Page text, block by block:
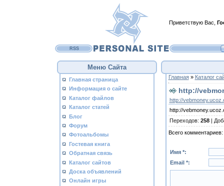
Приветствую Вас
RSS
Меню Сайта
Главная страница
Информация о сайте
Каталог файлов
Каталог статей
Блог
Форум
Фотоальбомы
Гостевая книга
Обратная связь
Каталог сайтов
Доска объявлений
Онлайн игры
Главная» Каталог
http://
http://
http://
Переходов: 258|
Всего комментариев:
Имя *:
Email *: